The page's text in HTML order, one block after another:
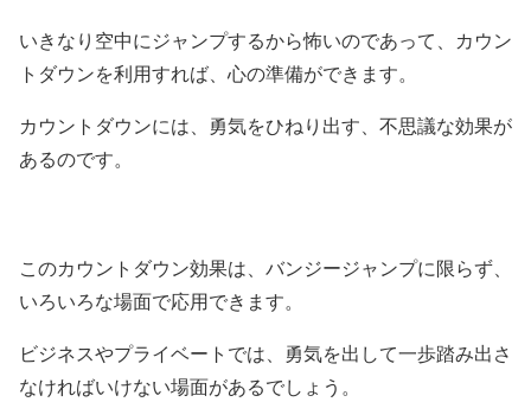
いきなり空中にジャンプするから怖いのであって、カウン
トダウンを利用すれば、心の準備ができます。
カウントダウンには、勇気をひねり出す、不思議な効果が
あるのです。
このカウントダウン効果は、バンジージャンプに限らず、
いろいろな場面で応用できます。
ビジネスやプライベートでは、勇気を出して一歩踏み出さ
なければいけない場面があるでしょう。